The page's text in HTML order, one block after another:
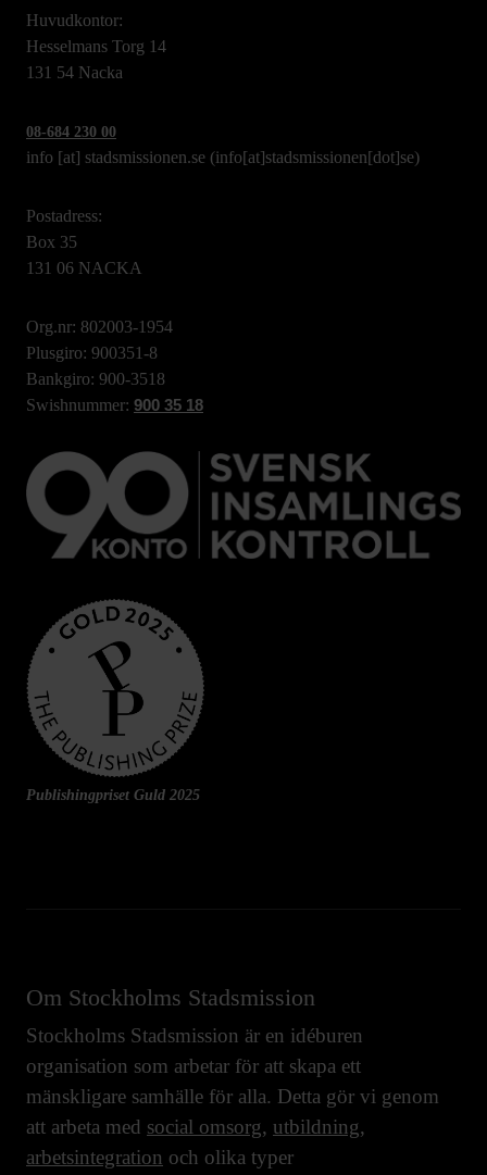
Huvudkontor:
Hesselmans Torg 14
131 54 Nacka
08-684 230 00
info [at] stadsmissionen.se (info[at]stadsmissionen[dot]se)
Postadress:
Box 35
131 06 NACKA
Org.nr: 802003-1954
Plusgiro: 900351-8
Bankgiro: 900-3518
Swishnummer: 900 35 18
Publishingpriset Guld 2025
Om Stockholms Stadsmission
Stockholms Stadsmission är en idéburen
organisation som arbetar för att skapa ett
mänskligare samhälle för alla. Detta gör vi genom
att arbeta med social omsorg, utbildning,
arbetsintegration och olika typer